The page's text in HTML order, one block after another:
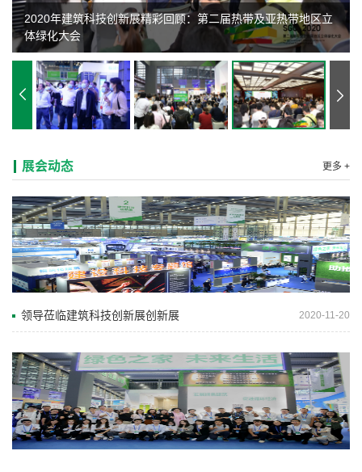
2020年建筑科技创新展精彩回顾：第二届热带及亚热带地区立
体绿化大会
展会动态 更多 +
领导莅临建筑科技创新展创新展 2020-11-20